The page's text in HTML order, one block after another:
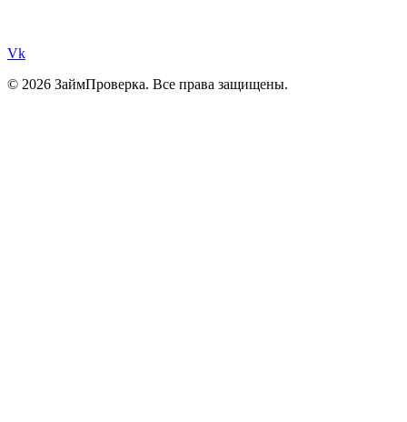
Vk
© 2026 ЗаймПроверка. Все права защищены.